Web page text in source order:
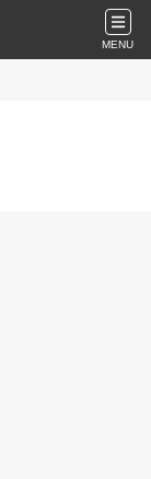
MENU